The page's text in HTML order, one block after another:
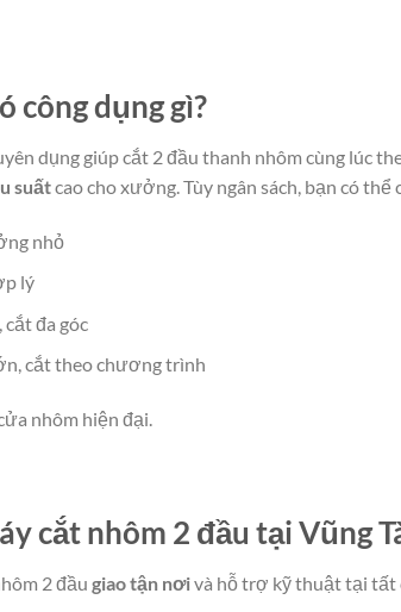
công dụng gì?
dụng giúp cắt 2 đầu thanh nhôm cùng lúc
suấtcao cho xưởng. Tùy ngân sách, bạn có thể
nhỏ
lý
đa góc
cắt theo chương trình
nhôm hiện đại.
cắt nhôm 2 đầu tại Vũng
2 đầu giao tận nơivà hỗ trợ kỹ thuật tại tất